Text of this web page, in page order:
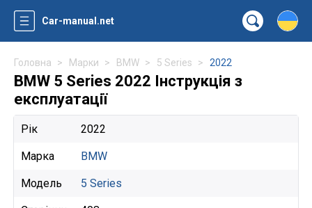
Car-manual.net
Головна Марки BMW 5 Series 2022
BMW 5 Series 2022 Інструкція з
експлуатації
Рік 2022
Марка BMW
Модель 5 Series